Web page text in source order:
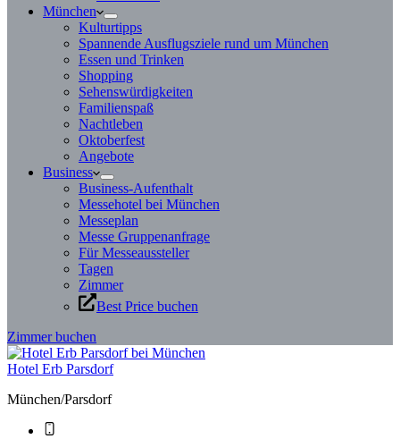
München
Kulturtipps
Spannende Ausflugsziele rund um München
Essen und Trinken
Shopping
Sehenswürdigkeiten
Familienspaß
Nachtleben
Oktoberfest
Angebote
Business
Business-Aufenthalt
Messehotel bei München
Messeplan
Messe Gruppenanfrage
Für Messeaussteller
Tagen
Zimmer
Best Price buchen
Zimmer buchen
Hotel Erb Parsdorf
München/Parsdorf